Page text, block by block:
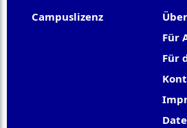
Campuslizenz
Für
Für